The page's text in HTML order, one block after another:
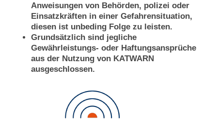
Anweisungen von Behörden, polizei oder
Einsatzkräften in einer Gefahrensituation,
diesen ist unbeding Folge zu leisten.
Grundsätzlich sind jegliche
Gewährleistungs- oder Haftungsansprüche
aus der Nutzung von KATWARN
ausgeschlossen.